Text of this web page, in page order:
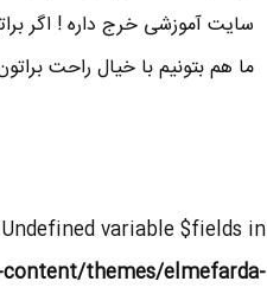
سایت آموزشی خرج داره ! اگر
ما هم بتونیم با خیال راحت
variable $fields in
themes/elmefarda-